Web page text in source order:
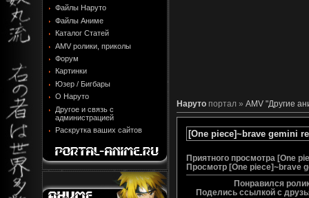
Файлы Наруто
Файлы Аниме
Каталог Статей
AMV ролики, приколы
Форум
Картинки
Юзер / Бигбары
О Наруто
Другое и связь с
администрацией
Раскрутка ваших сайтов
Наруто портал » AMV "Другие
[One piece]~brave gemini
Приятного просмотра [One
Просмотр [One piece]~brave
Понравился
Поделись ссылкой с